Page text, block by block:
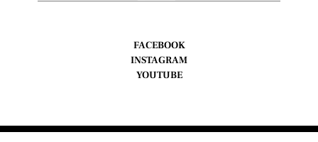
FACEBOOK
INSTAGRAM
YOUTUBE